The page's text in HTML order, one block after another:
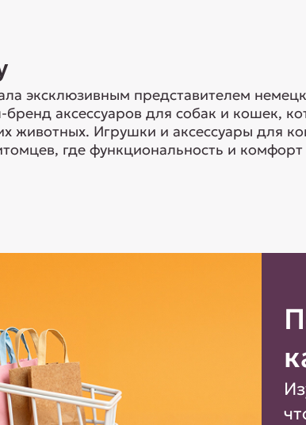
эксклюзивным представителем
аксессуаров для собак и кошек,
животных. Игрушки и аксессуары для
где функциональность и